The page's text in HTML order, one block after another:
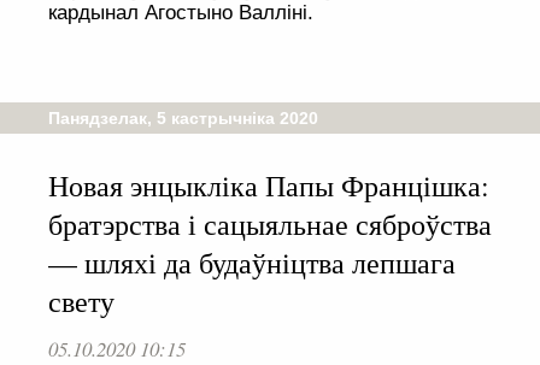
кардынал Агостыно Валліні.
Панядзелак, 5 кастрычніка 2020
Новая энцыкліка Папы Францішка:
братэрства і сацыяльнае сяброўства
— шляхі да будаўніцтва лепшага
свету
05.10.2020 10:15